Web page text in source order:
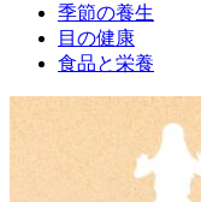
季節の養生
目の健康
食品と栄養